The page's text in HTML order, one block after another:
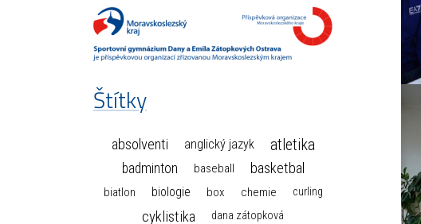
Štítky
absolventi anglický jazyk atletika
badminton baseball basketbal
biatlon biologie box chemie curling
cyklistika dana zátopková